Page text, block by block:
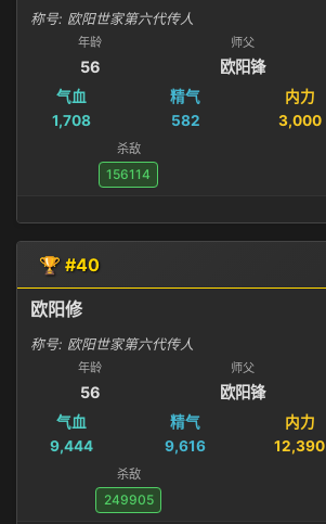
称号: 欧阳世家第六代传人
年龄
56
师父
欧阳锋
气血
1,708
精气
582
内力
3,000
杀敌
156114
🏆 #40
欧阳修
称号: 欧阳世家第六代传人
年龄
56
师父
欧阳锋
气血
9,444
精气
9,616
内力
12,390
杀敌
249905